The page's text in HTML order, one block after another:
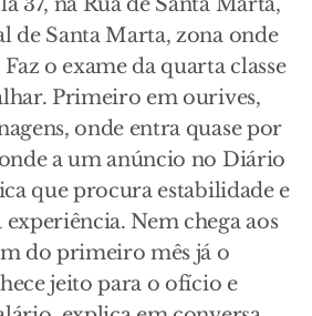
de Santa Marta, zona onde
o exame da quarta classe
Primeiro em ourives,
onde entra quase por
a um anúncio no Diário
que procura estabilidade e
Nem chega aos
do primeiro mês já o
jeito para o ofício e